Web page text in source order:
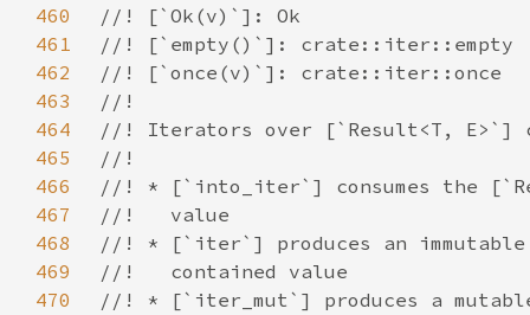
460
461
462
463
464
465
466
467
468
469
470